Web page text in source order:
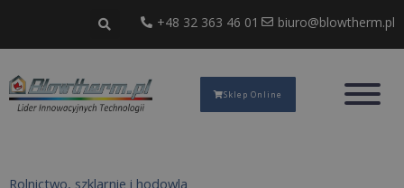
treści
+48 32 363 46 01 biuro@blowtherm.pl
Sklep Online
Rolnictwo, szklarnie i hodowla